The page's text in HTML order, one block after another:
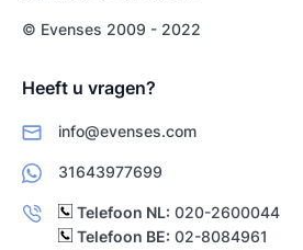
© Evenses 2009 - 2022
Heeft u vragen?
info@evenses.com
31643977699
Telefoon NL: 020-2600044
Telefoon BE: 02-8084961